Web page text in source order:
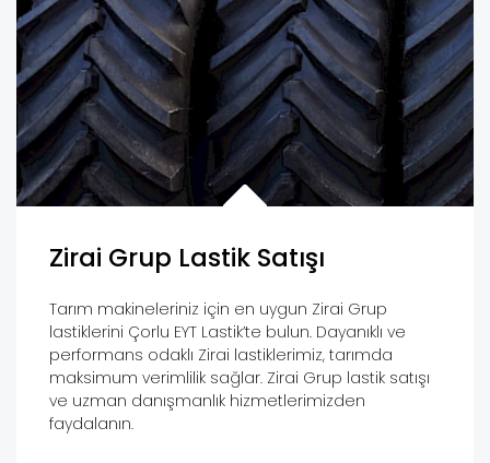
Zirai Grup Lastik Satışı
Tarım makineleriniz için en uygun Zirai Grup
lastiklerini Çorlu EYT Lastik’te bulun. Dayanıklı ve
performans odaklı Zirai lastiklerimiz, tarımda
maksimum verimlilik sağlar. Zirai Grup lastik satışı
ve uzman danışmanlık hizmetlerimizden
faydalanın.